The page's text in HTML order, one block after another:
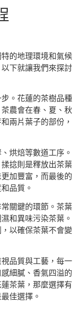
的地理環境和氣候
下就讓我們來探討
。花蓮的茶樹品種
農會在春、夏、秋
兩片葉子的部份，
烘焙等數道工序。
捻則是釋放出茶葉
加豐富，而最後的
品質。
關鍵的環節。茶葉
和異味污染茶葉。
以確保茶葉不會變
品質與工藝，每一
細膩、香氣四溢的
茶葉，那麼選擇有
佳選擇。